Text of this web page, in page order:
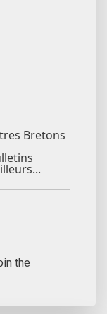
Bretons
the